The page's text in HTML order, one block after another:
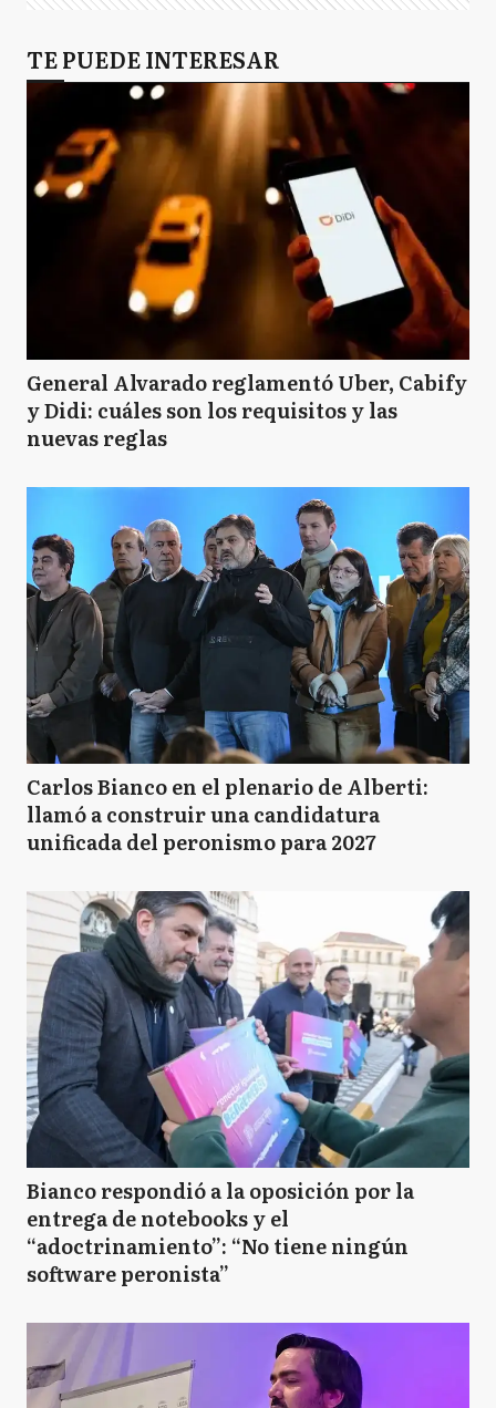
TE PUEDE INTERESAR
General Alvarado reglamentó Uber, Cabify
y Didi: cuáles son los requisitos y las
nuevas reglas
Carlos Bianco en el plenario de Alberti:
llamó a construir una candidatura
unificada del peronismo para 2027
Bianco respondió a la oposición por la
entrega de notebooks y el
“adoctrinamiento”: “No tiene ningún
software peronista”